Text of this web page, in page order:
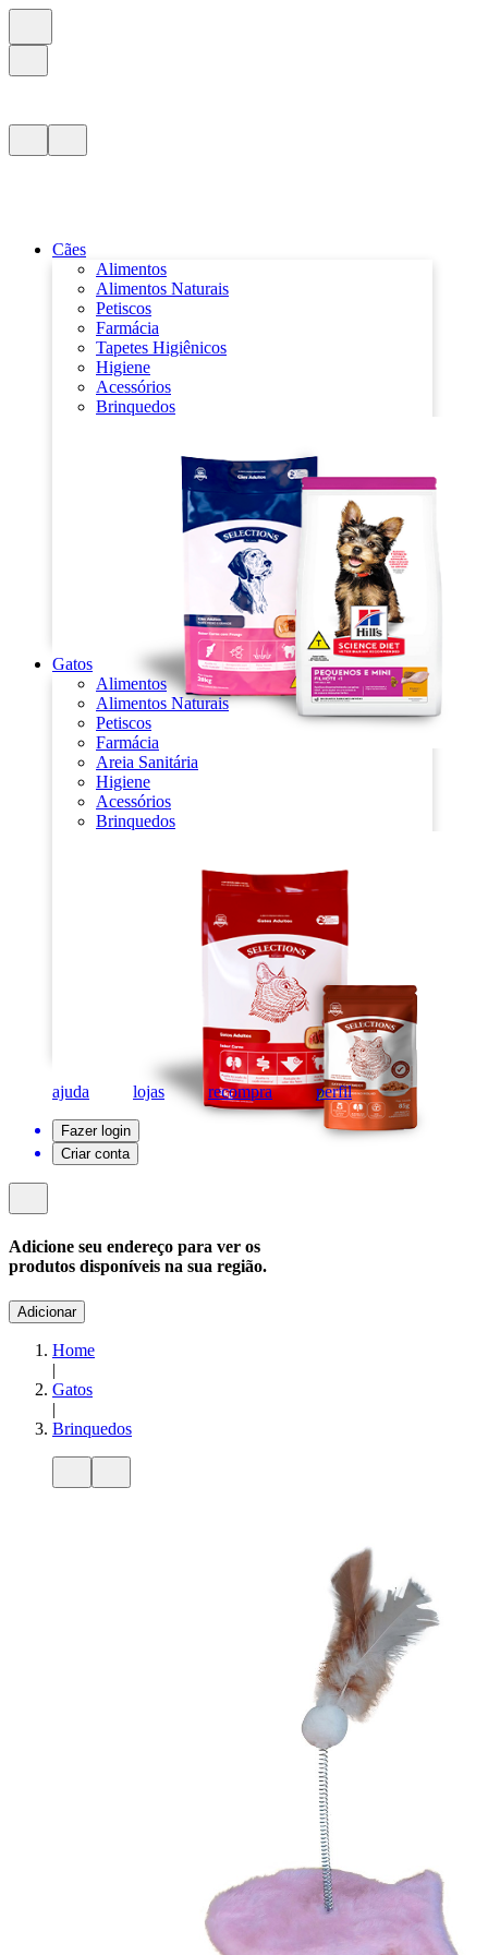
Cães
Alimentos
Alimentos Naturais
Petiscos
Farmácia
Tapetes Higiênicos
Higiene
Acessórios
Brinquedos
Gatos
Alimentos
Alimentos Naturais
Petiscos
Farmácia
Areia Sanitária
Higiene
Acessórios
Brinquedos
ajuda lojas recompra perfil
Fazer login
Criar conta
Adicione seu endereço para ver os
produtos disponíveis na sua região.
Adicionar
Home
|
Gatos
|
Brinquedos